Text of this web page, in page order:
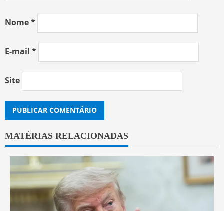
Nome*
E-mail *
Site
MATÉRIAS RELACIONADAS